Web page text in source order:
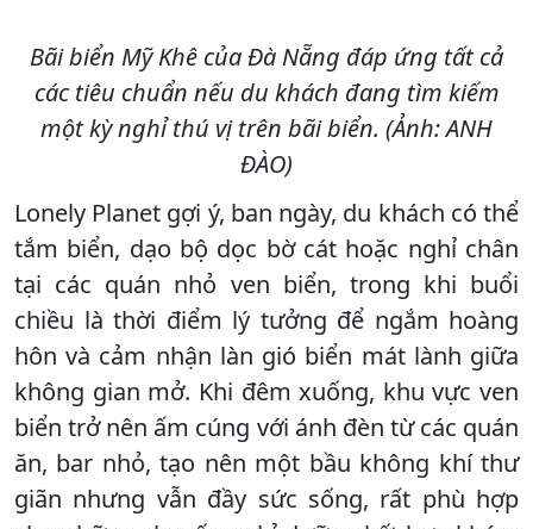
Bãi biển Mỹ Khê của Đà Nẵng đáp ứng tất cả
các tiêu chuẩn nếu du khách đang tìm kiếm
một kỳ nghỉ thú vị trên bãi biển. (Ảnh: ANH
ĐÀO)
Lonely Planet gợi ý, ban ngày, du khách có thể
tắm biển, dạo bộ dọc bờ cát hoặc nghỉ chân
tại các quán nhỏ ven biển, trong khi buổi
chiều là thời điểm lý tưởng để ngắm hoàng
hôn và cảm nhận làn gió biển mát lành giữa
không gian mở. Khi đêm xuống, khu vực ven
biển trở nên ấm cúng với ánh đèn từ các quán
ăn, bar nhỏ, tạo nên một bầu không khí thư
giãn nhưng vẫn đầy sức sống, rất phù hợp